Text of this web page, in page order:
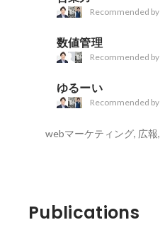
Recommended by
数値管理
Recommended by
ゆるーい
Recommended by
Publications